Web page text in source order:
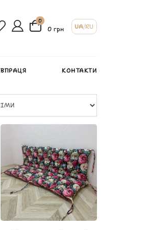
0
0 грн UA/RU
КОНТАКТИ